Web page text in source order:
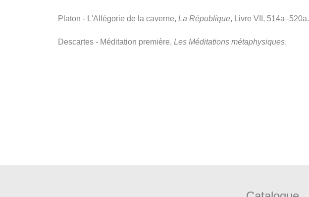
Platon - L'Allégorie de la caverne, La République, Livre VII, 514a–520a.
Descartes - Méditation première, Les Méditations métaphysiques.